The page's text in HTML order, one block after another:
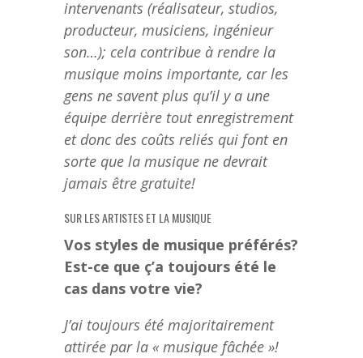
intervenants (réalisateur, studios,
producteur, musiciens, ingénieur
son…); cela contribue à rendre la
musique moins importante, car les
gens ne savent plus qu’il y a une
équipe derrière tout enregistrement
et donc des coûts reliés qui font en
sorte que la musique ne devrait
jamais être gratuite!
SUR LES ARTISTES ET LA MUSIQUE
Vos styles de musique préférés?
Est-ce que ç’a toujours été le
cas dans votre vie?
J’ai toujours été majoritairement
attirée par la « musique fâchée »!